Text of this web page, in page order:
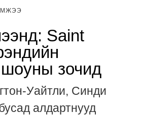
Saint
зочид
Уайтли, Синди
алдартнууд